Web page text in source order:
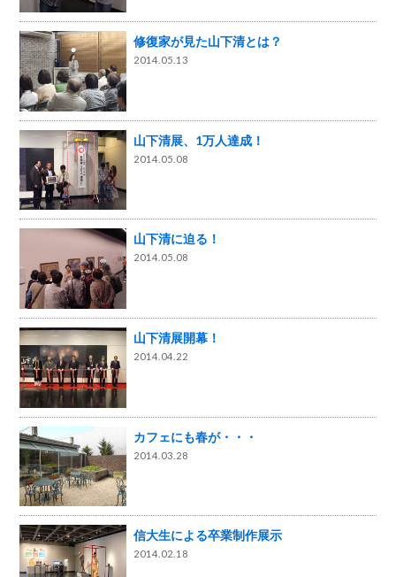
修復家が見た山下清とは？
2014.05.13
山下清展、1万人達成！
2014.05.08
山下清に迫る！
2014.05.08
山下清展開幕！
2014.04.22
カフェにも春が・・・
2014.03.28
信大生による卒業制作展示
2014.02.18